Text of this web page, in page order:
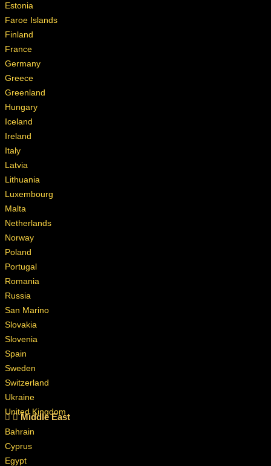
Estonia
Faroe Islands
Finland
France
Germany
Greece
Greenland
Hungary
Iceland
Ireland
Italy
Latvia
Lithuania
Luxembourg
Malta
Netherlands
Norway
Poland
Portugal
Romania
Russia
San Marino
Slovakia
Slovenia
Spain
Sweden
Switzerland
Ukraine
United Kingdom
Middle East
Bahrain
Cyprus
Egypt